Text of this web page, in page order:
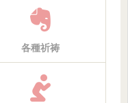
各種祈祷